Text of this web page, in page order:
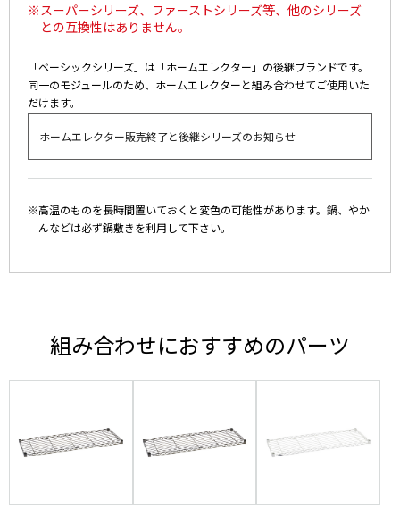
※スーパーシリーズ、ファーストシリーズ等、他のシリーズ
との互換性はありません。
「ベーシックシリーズ」は「ホームエレクター」の後継ブランドです。
同一のモジュールのため、ホームエレクターと組み合わせてご使用いた
だけます。
ホームエレクター販売終了と後継シリーズのお知らせ
※高温のものを長時間置いておくと変色の可能性があります。鍋、やか
んなどは必ず鍋敷きを利用して下さい。
組み合わせにおすすめのパーツ